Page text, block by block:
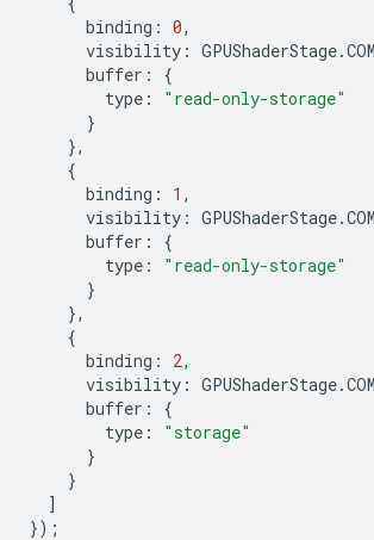
binding : 0,
visibility : GPUShaderStage.
buffer :
{
type :
"read-only-storage"
}
},
{
binding : 1 ,
visibility : GPUShaderStage.
buffer :
{
type :
"read-only-storage"
}
},
{
binding : 2,
visibility : GPUShaderStage.
buffer :
{
type :
"storage"
}
}
]
});